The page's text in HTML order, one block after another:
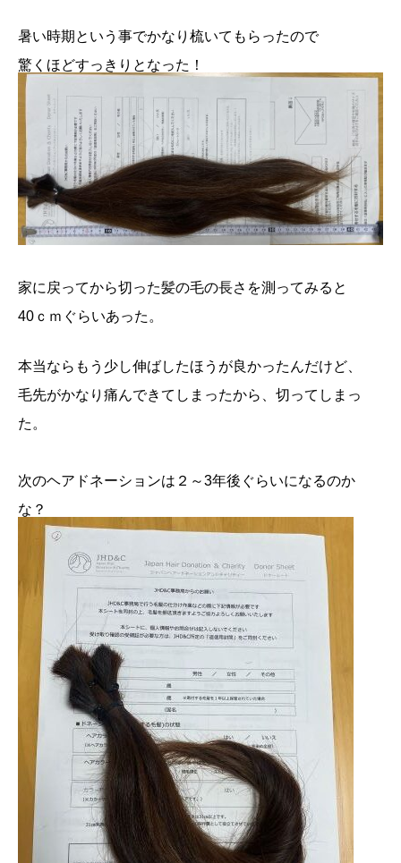
暑い時期という事でかなり梳いてもらったので
驚くほどすっきりとなった！
家に戻ってから切った髪の毛の長さを測ってみると
40ｃｍぐらいあった。
本当ならもう少し伸ばしたほうが良かったんだけど、
毛先がかなり痛んできてしまったから、切ってしまっ
た。
次のヘアドネーションは２～3年後ぐらいになるのか
な？